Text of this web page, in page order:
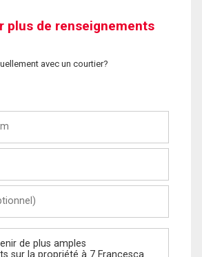
plus de renseignements
avec un courtier?